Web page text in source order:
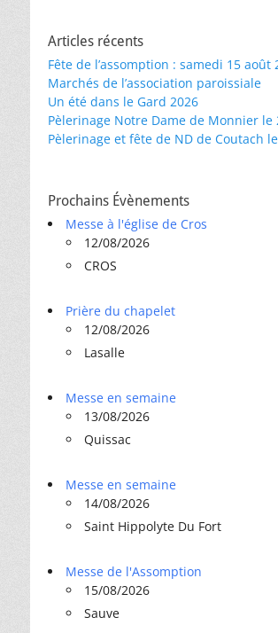
Articles récents
Fête de l’assomption : samedi 15 août
Marchés de l’association paroissiale
Un été dans le Gard 2026
Pèlerinage Notre Dame de Monnier le
Pèlerinage et fête de ND de Coutach
Prochains Évènements
Messe à l'église de Cros
12/08/2026
CROS
Prière du chapelet
12/08/2026
Lasalle
Messe en semaine
13/08/2026
Quissac
Messe en semaine
14/08/2026
Saint Hippolyte Du Fort
Messe de l'Assomption
15/08/2026
Sauve